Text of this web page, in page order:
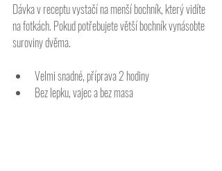
Dávka v receptu vystačí na menší bochník, který vidíte
na fotkách. Pokud potřebujete větší bochník vynásobte
suroviny dvěma.
Velmi snadné, příprava 2 hodiny
Bez lepku, vajec a bez masa